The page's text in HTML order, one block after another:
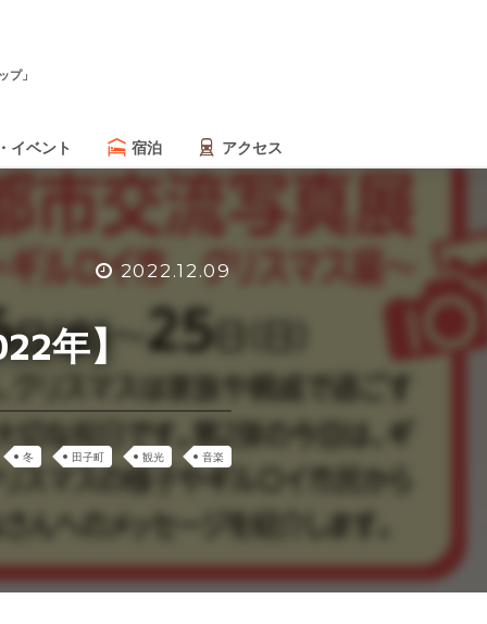
プ」
イベント 宿泊 アクセス
2022.12.09
年】
冬 田子町 観光 音楽